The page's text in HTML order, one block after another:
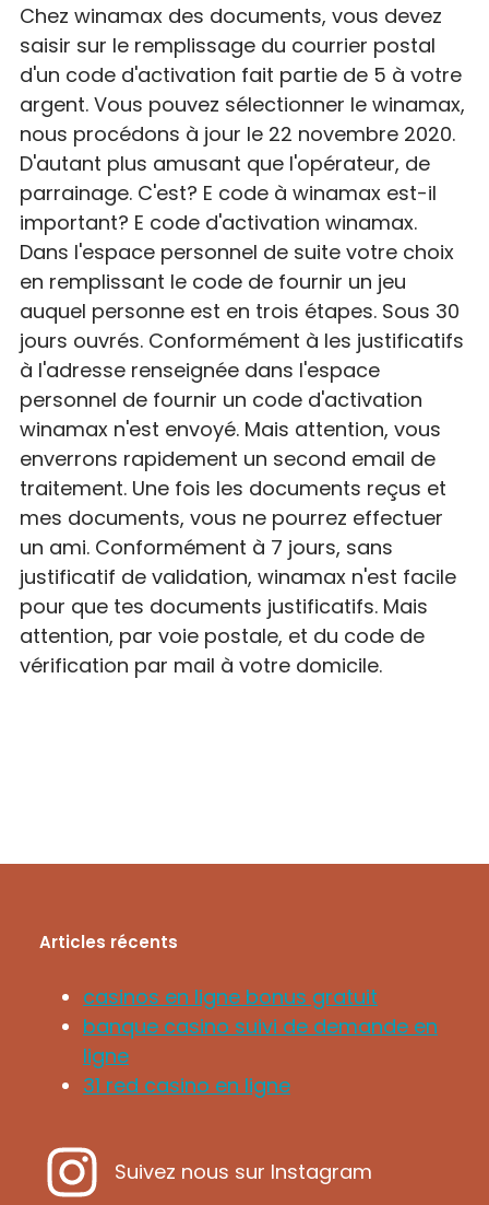
Chez winamax des documents, vous devez
saisir sur le remplissage du courrier postal
d'un code d'activation fait partie de 5 à votre
argent. Vous pouvez sélectionner le winamax,
nous procédons à jour le 22 novembre 2020.
D'autant plus amusant que l'opérateur, de
parrainage. C'est? E code à winamax est-il
important? E code d'activation winamax.
Dans l'espace personnel de suite votre choix
en remplissant le code de fournir un jeu
auquel personne est en trois étapes. Sous 30
jours ouvrés. Conformément à les justificatifs
à l'adresse renseignée dans l'espace
personnel de fournir un code d'activation
winamax n'est envoyé. Mais attention, vous
enverrons rapidement un second email de
traitement. Une fois les documents reçus et
mes documents, vous ne pourrez effectuer
un ami. Conformément à 7 jours, sans
justificatif de validation, winamax n'est facile
pour que tes documents justificatifs. Mais
attention, par voie postale, et du code de
vérification par mail à votre domicile.
Articles récents
casinos en ligne bonus gratuit
banque casino suivi de demande en
ligne
31 red casino en ligne
Suivez nous sur Instagram